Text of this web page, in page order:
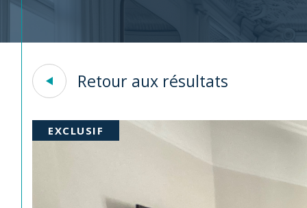
Retour aux résultats
EXCLUSIF